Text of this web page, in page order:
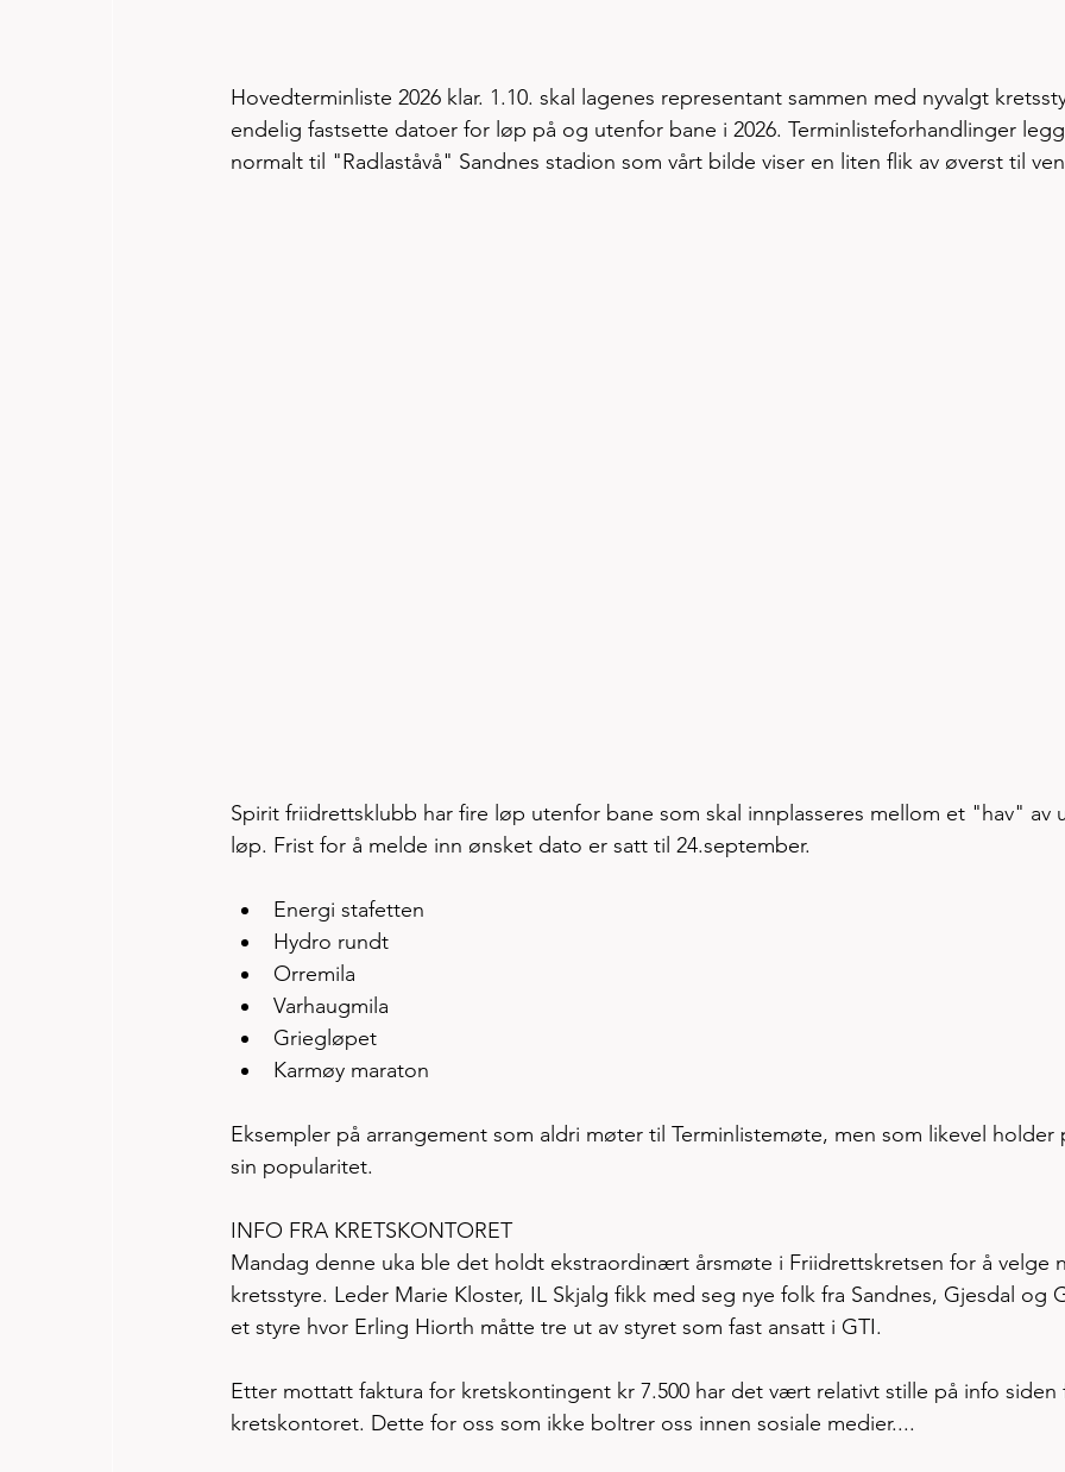
Hovedterminliste 2026 klar. 1.10. skal lagenes representant sammen med nyvalgt
endelig fastsette datoer for løp på og utenfor bane i 2026. Terminlisteforhandlinger
normalt til "Radlaståvå" Sandnes stadion som vårt bilde viser en liten flik av øverst til
Spirit friidrettsklubb har fire løp utenfor bane som skal innplasseres mellom et "hav" av
løp. Frist for å melde inn ønsket dato er satt til 24.september.
Energi stafetten
Hydro rundt
Orremila
Varhaugmila
Griegløpet
Karmøy maraton
Eksempler på arrangement som aldri møter til Terminlistemøte, men som likevel holder
sin popularitet.
INFO FRA KRETSKONTORET
Mandag denne uka ble det holdt ekstraordinært årsmøte i Friidrettskretsen for å velge
kretsstyre. Leder Marie Kloster, IL Skjalg fikk med seg nye folk fra Sandnes, Gjesdal og
et styre hvor Erling Hiorth måtte tre ut av styret som fast ansatt i GTI.
Etter mottatt faktura for kretskontingent kr 7.500 har det vært relativt stille på info siden
kretskontoret. Dette for oss som ikke boltrer oss innen sosiale medier....